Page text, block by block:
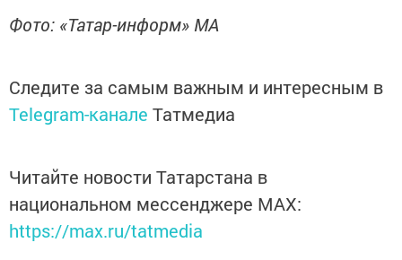
Фото: «Татар-информ» МА
Следите за самым важным и интересным в
Telegram-канале Татмедиа
Читайте новости Татарстана в
национальном мессенджере MАХ:
https://max.ru/tatmedia